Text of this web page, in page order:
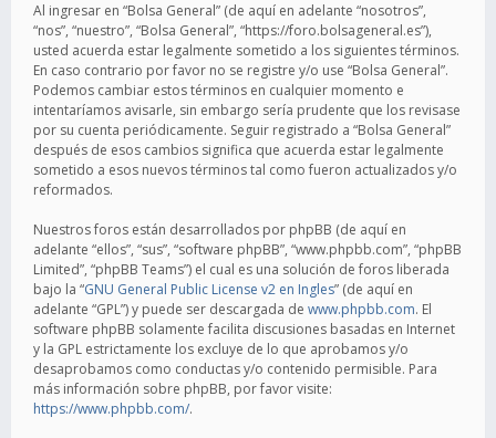
Al ingresar en “Bolsa General” (de aquí en adelante “nosotros”,
“nos”, “nuestro”, “Bolsa General”, “https://foro.bolsageneral.es”),
usted acuerda estar legalmente sometido a los siguientes términos.
En caso contrario por favor no se registre y/o use “Bolsa General”.
Podemos cambiar estos términos en cualquier momento e
intentaríamos avisarle, sin embargo sería prudente que los revisase
por su cuenta periódicamente. Seguir registrado a “Bolsa General”
después de esos cambios significa que acuerda estar legalmente
sometido a esos nuevos términos tal como fueron actualizados y/o
reformados.
Nuestros foros están desarrollados por phpBB (de aquí en
adelante “ellos”, “sus”, “software phpBB”, “www.phpbb.com”, “phpBB
Limited”, “phpBB Teams”) el cual es una solución de foros liberada
bajo la “GNU General Public License v2 en Ingles” (de aquí en
adelante “GPL”) y puede ser descargada de www.phpbb.com. El
software phpBB solamente facilita discusiones basadas en Internet
y la GPL estrictamente los excluye de lo que aprobamos y/o
desaprobamos como conductas y/o contenido permisible. Para
más información sobre phpBB, por favor visite:
https://www.phpbb.com/.